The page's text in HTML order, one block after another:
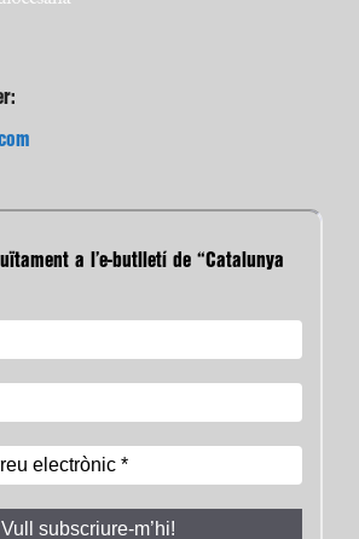
a l’e-butlletí de “Catalunya